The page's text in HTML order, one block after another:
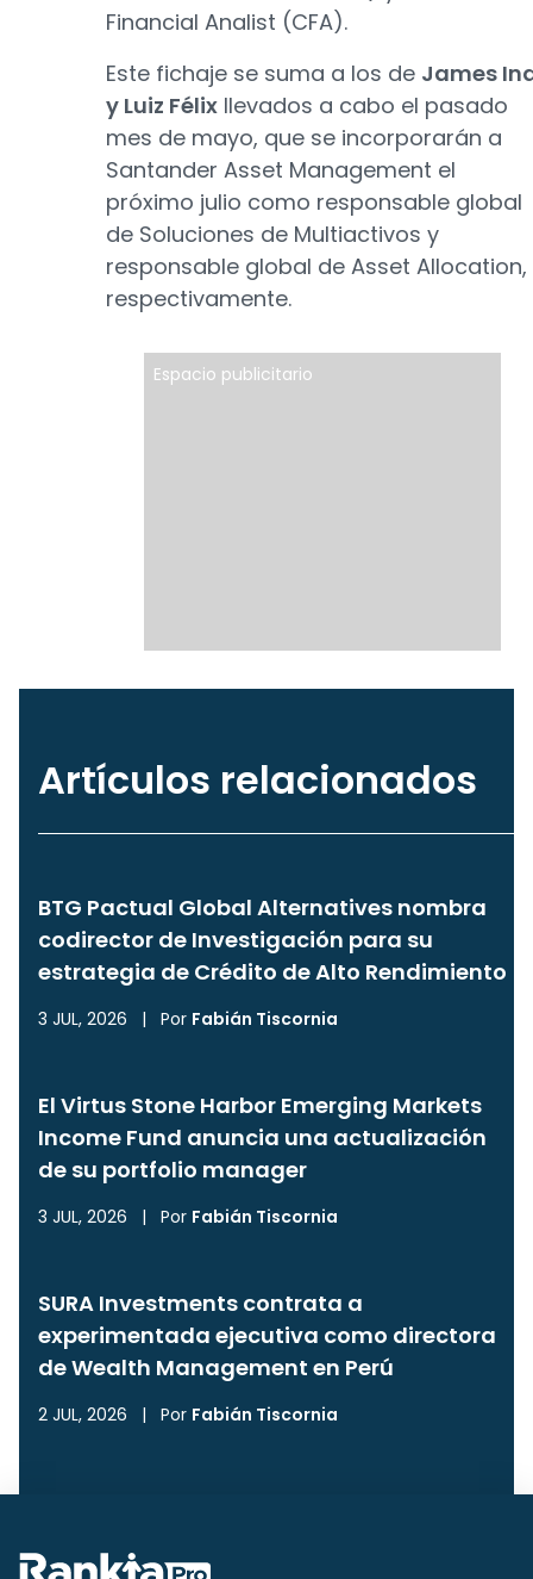
Financial Analist (CFA).
Este fichaje se suma a los de James
y Luiz Félix llevados a cabo el pasado
mes de mayo, que se incorporarán a
Santander Asset Management el
próximo julio como responsable global
de Soluciones de Multiactivos y
responsable global de Asset Allocation,
respectivamente.
Espacio publicitario
Artículos relacionados
BTG Pactual Global Alternatives nombra
codirector de Investigación para su
estrategia de Crédito de Alto Rendimiento
3 JUL, 2026 | Por Fabián Tiscornia
El Virtus Stone Harbor Emerging Markets
Income Fund anuncia una actualización
de su portfolio manager
3 JUL, 2026 | Por Fabián Tiscornia
SURA Investments contrata a
experimentada ejecutiva como directora
de Wealth Management en Perú
2 JUL, 2026 | Por Fabián Tiscornia